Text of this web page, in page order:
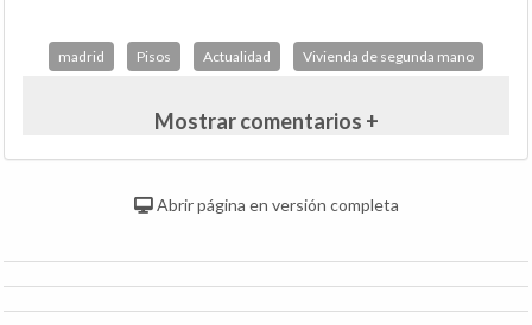
madrid Pisos Actualidad Vivienda de segunda mano
Mostrar comentarios +
Abrir página en versión completa